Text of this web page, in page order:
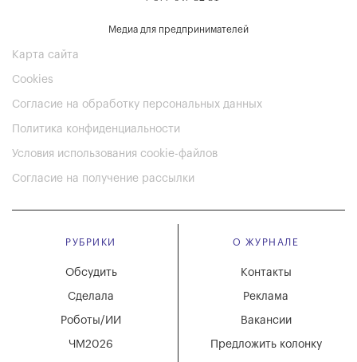
Медиа для предпринимателей
Карта сайта
Cookies
Согласие на обработку персональных данных
Политика конфиденциальности
Условия использования cookie-файлов
Согласие на получение рассылки
РУБРИКИ
Обсудить
Сделала
Роботы/ИИ
ЧМ2026
О ЖУРНАЛЕ
Вакансии
Реклама
Контакты
Предложить колонку